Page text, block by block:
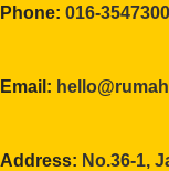
Phone: 016-3547300
Email:
Address: No.36-1,